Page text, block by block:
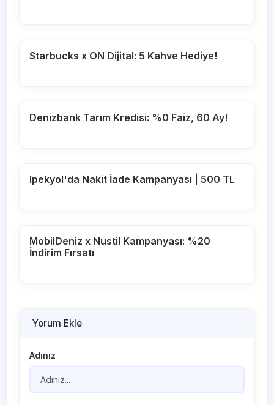
Starbucks x ON Dijital: 5 Kahve Hediye!
Denizbank Tarım Kredisi: %0 Faiz, 60 Ay!
Ipekyol'da Nakit İade Kampanyası | 500 TL
MobilDeniz x Nustil Kampanyası: %20
İndirim Fırsatı
Yorum Ekle
Adınız